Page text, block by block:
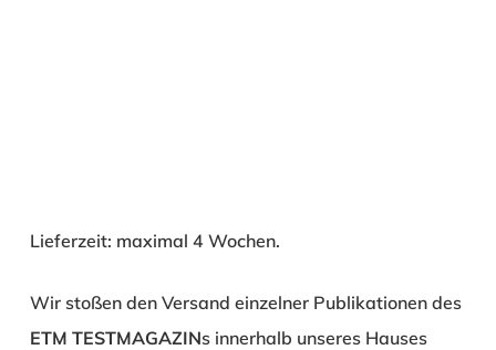
Lieferzeit: maximal 4 Wochen.
Wir stoßen den Versand einzelner Publikationen des
ETM TESTMAGAZINs innerhalb unseres Hauses